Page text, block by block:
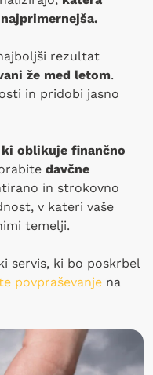
rezultat
že med letom.
in pridobi jasno
oblikuje finančno
davčne
in strokovno
v kateri vaše
temelji.
servis, ki bo poskrbel
povpraševanje na